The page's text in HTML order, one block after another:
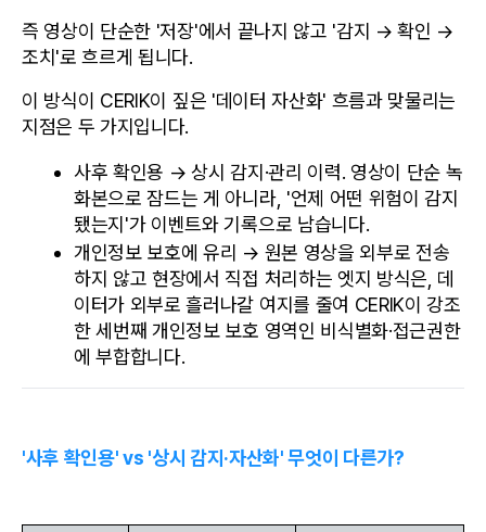
즉 영상이 단순한 '저장'에서 끝나지 않고 '감지 → 확인 →
조치'로 흐르게 됩니다.
이 방식이 CERIK이 짚은 '데이터 자산화' 흐름과 맞물리는
지점은 두 가지입니다.
사후 확인용 → 상시 감지·관리 이력. 영상이 단순 녹
화본으로 잠드는 게 아니라, '언제 어떤 위험이 감지
됐는지'가 이벤트와 기록으로 남습니다.
개인정보 보호에 유리 → 원본 영상을 외부로 전송
하지 않고 현장에서 직접 처리하는 엣지 방식은, 데
이터가 외부로 흘러나갈 여지를 줄여 CERIK이 강조
한 세번째 개인정보 보호 영역인 비식별화·접근권한
에 부합합니다.
'사후 확인용' vs '상시 감지·자산화' 무엇이 다른가?